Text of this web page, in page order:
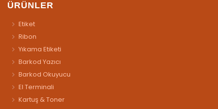
ÜRÜNLER
Etiket
Ribon
Yıkama Etiketi
Barkod Yazıcı
Barkod Okuyucu
El Terminali
Kartuş & Toner